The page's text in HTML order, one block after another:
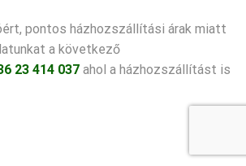
pontos házhozszállítási árak miatt
a következő
23 414 037 ahol a házhozszállítást is